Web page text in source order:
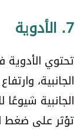
7. الأدوية
تحتوي الأدوية
الجانبية،
الجانبية
تؤثر على ضغط